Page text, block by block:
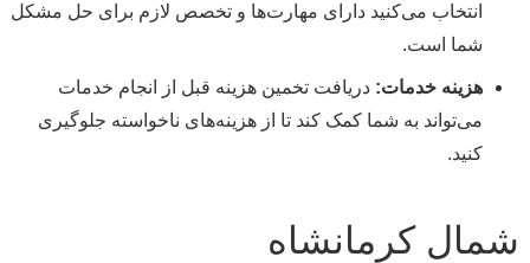
انتخاب می‌کنید دارای مهارت‌ها و تخصص لازم برای حل مشکل
شما است.
هزینه خدمات: دریافت تخمین هزینه قبل از انجام خدمات
می‌تواند به شما کمک کند تا از هزینه‌های ناخواسته جلوگیری
کنید.
شمال کرمانشاه